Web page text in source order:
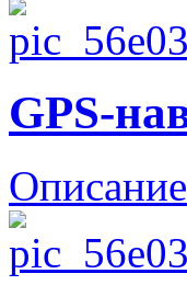
GPS-